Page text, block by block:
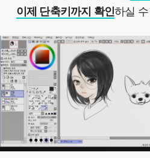
이제 단축키까지 확인하실